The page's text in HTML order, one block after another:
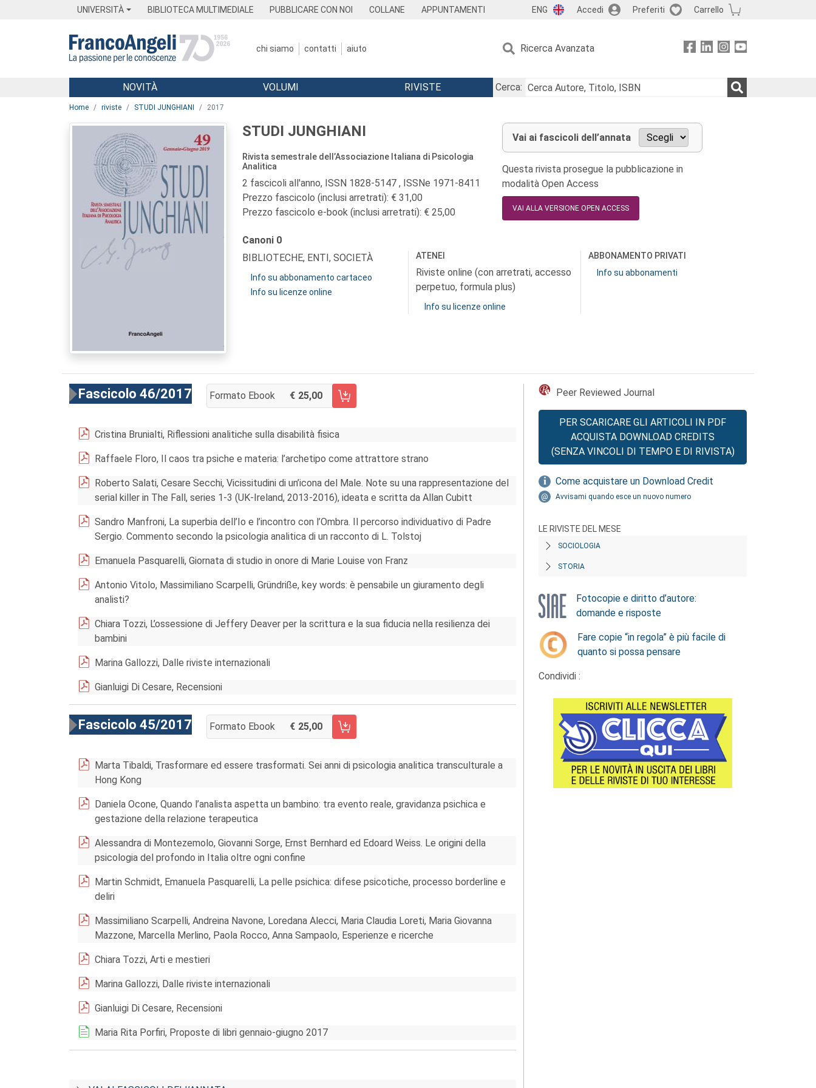
UNIVERSITÀ BIBLIOTECA MULTIMEDIALE PUBBLICARE CON NOI COLLANE APPUNTAMENTI ENG Accedi Preferiti Carrello
chi siamo contatti aiuto Ricerca Avanzata
Menu
NOVITÀ VOLUMI RIVISTE
Cerca:
Home riviste STUDI JUNGHIANI 2017
STUDI JUNGHIANI
Rivista semestrale dell’Associazione Italiana di Psicologia
Analitica
2 fascicoli all'anno, ISSN 1828-5147 , ISSNe 1971-8411
Prezzo fascicolo (inclusi arretrati): € 31,00
Prezzo fascicolo e-book (inclusi arretrati): € 25,00
Vai ai fascicoli dell’annata
Questa rivista prosegue la pubblicazione in
modalità Open Access
VAI ALLA VERSIONE OPEN ACCESS
Canoni 0
BIBLIOTECHE, ENTI, SOCIETÀ
Info su abbonamento cartaceo
Info su licenze online
ATENEI
Riviste online (con arretrati, accesso
perpetuo, formula plus)
Info su licenze online
ABBONAMENTO PRIVATI
Info su abbonamenti
Fascicolo 46/2017 Formato Ebook 25,00
AGGIUNGI AL CARRELLO FASCICOLO 46/2017
Cristina Brunialti, Riflessioni analitiche sulla disabilità fisica
Raffaele Floro, Il caos tra psiche e materia: l’archetipo come attrattore strano
Roberto Salati, Cesare Secchi, Vicissitudini di un’icona del Male. Note su una rappresentazione del
serial killer in The Fall, series 1-3 (UK-Ireland, 2013-2016), ideata e scritta da Allan Cubitt
Sandro Manfroni, La superbia dell’Io e l’incontro con l’Ombra. Il percorso individuativo di Padre
Sergio. Commento secondo la psicologia analitica di un racconto di L. Tolstoj
Emanuela Pasquarelli, Giornata di studio in onore di Marie Louise von Franz
Antonio Vitolo, Massimiliano Scarpelli, Gründriße, key words: è pensabile un giuramento degli
analisti?
Chiara Tozzi, L’ossessione di Jeffery Deaver per la scrittura e la sua fiducia nella resilienza dei
bambini
Marina Gallozzi, Dalle riviste internazionali
Gianluigi Di Cesare, Recensioni
Fascicolo 45/2017 Formato Ebook 25,00
AGGIUNGI AL CARRELLO FASCICOLO 45/2017
Marta Tibaldi, Trasformare ed essere trasformati. Sei anni di psicologia analitica transculturale a
Hong Kong
Daniela Ocone, Quando l’analista aspetta un bambino: tra evento reale, gravidanza psichica e
gestazione della relazione terapeutica
Alessandra di Montezemolo, Giovanni Sorge, Ernst Bernhard ed Edoard Weiss. Le origini della
psicologia del profondo in Italia oltre ogni confine
Martin Schmidt, Emanuela Pasquarelli, La pelle psichica: difese psicotiche, processo borderline e
deliri
Massimiliano Scarpelli, Andreina Navone, Loredana Alecci, Maria Claudia Loreti, Maria Giovanna
Mazzone, Marcella Merlino, Paola Rocco, Anna Sampaolo, Esperienze e ricerche
Chiara Tozzi, Arti e mestieri
Marina Gallozzi, Dalle riviste internazionali
Gianluigi Di Cesare, Recensioni
Maria Rita Porfiri, Proposte di libri gennaio-giugno 2017
Peer Reviewed Journal
PER SCARICARE GLI ARTICOLI IN PDF
ACQUISTA DOWNLOAD CREDITS
(SENZA VINCOLI DI TEMPO E DI RIVISTA)
Come acquistare un Download Credit
Avvisami quando esce un nuovo numero
LE RIVISTE DEL MESE
SOCIOLOGIA
STORIA
Fotocopie e diritto d’autore:
domande e risposte
Fare copie “in regola” è più facile di
quanto si possa pensare
Condividi :